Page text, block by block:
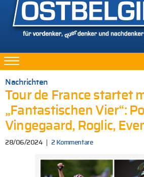
Nachrichten
Tour de France startet
„Fantastischen Vier“:
Vingegaard, Roglic,
28/06/2024 2 Kommentare